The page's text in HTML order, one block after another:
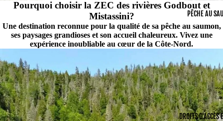
PÊCHE AU
DROITS D'ACCÈS
Pourquoi choisir la ZEC des rivières Godbout et
Mistassini?
Une destination reconnue pour la qualité de sa pêche au saumon,
ses paysages grandioses et son accueil chaleureux. Vivez une
expérience inoubliable au cœur de la Côte-Nord.